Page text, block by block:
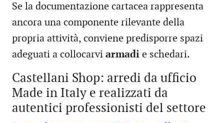
Se la documentazione cartacea rappresenta
ancora una componente rilevante della
propria attività, conviene predisporre spazi
adeguati a collocarvi armadi e schedari.
Castellani Shop: arredi da ufficio
Made in Italy e realizzati da
autentici professionisti del settore